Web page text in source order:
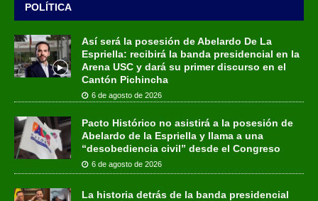
POLÍTICA
Así será la posesión de Abelardo De La
Espriella: recibirá la banda presidencial en la
Arena USC y dará su primer discurso en el
Cantón Pichincha
6 de agosto de 2026
Pacto Histórico no asistirá a la posesión de
Abelardo de la Espriella y llama a una
“desobediencia civil” desde el Congreso
6 de agosto de 2026
La historia detrás de la banda presidencial